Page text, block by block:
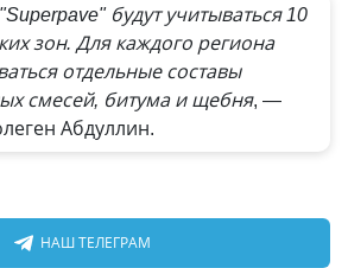
будут учитываться 10
зон. Для каждого региона
отдельные составы
смесей, битума и щебня, —
Абдуллин.
НАШ ТЕЛЕГРАМ